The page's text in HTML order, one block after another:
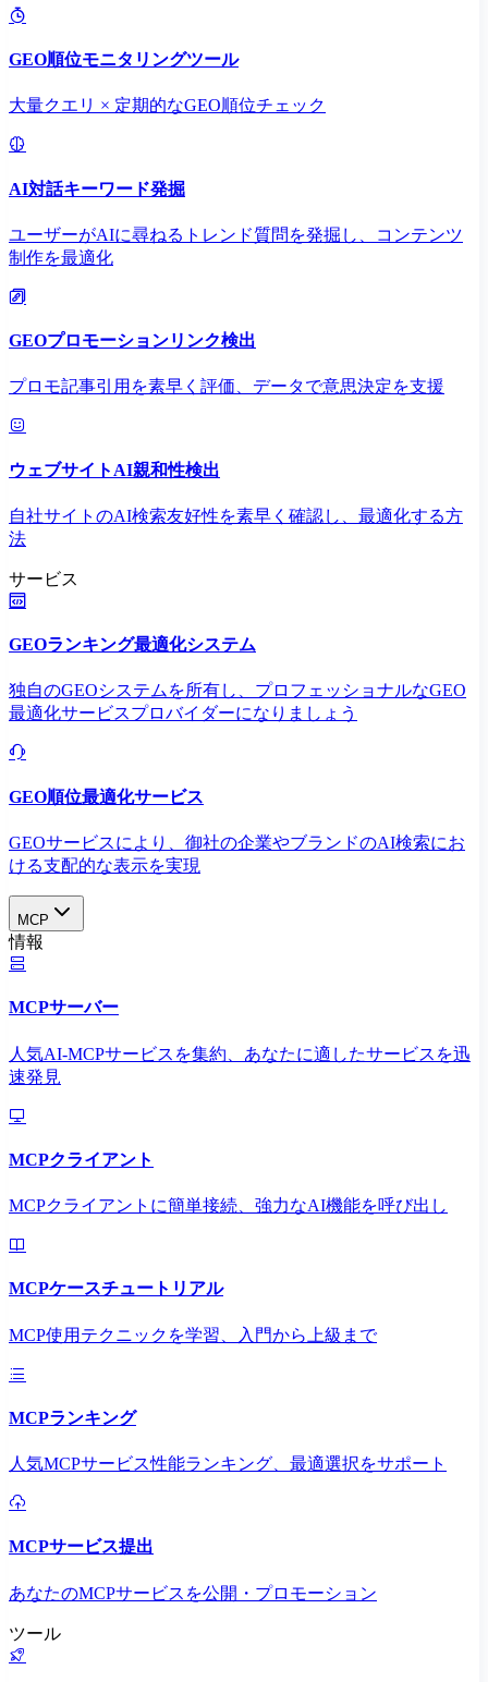
GEO順位モニタリングツール
大量クエリ × 定期的なGEO順位チェック
AI対話キーワード発掘
ユーザーがAIに尋ねるトレンド質問を発掘し、コンテンツ
制作を最適化
GEOプロモーションリンク検出
プロモ記事引用を素早く評価、データで意思決定を支援
ウェブサイトAI親和性検出
自社サイトのAI検索友好性を素早く確認し、最適化する方
法
サービス
GEOランキング最適化システム
独自のGEOシステムを所有し、プロフェッショナルなGEO
最適化サービスプロバイダーになりましょう
GEO順位最適化サービス
GEOサービスにより、御社の企業やブランドのAI検索にお
ける支配的な表示を実現​
MCP
情報
MCPサーバー
人気AI-MCPサービスを集約、あなたに適したサービスを迅
速発見
MCPクライアント
MCPクライアントに簡単接続、強力なAI機能を呼び出し
MCPケースチュートリアル
MCP使用テクニックを学習、入門から上級まで
MCPランキング
人気MCPサービス性能ランキング、最適選択をサポート
MCPサービス提出
あなたのMCPサービスを公開・プロモーション
ツール